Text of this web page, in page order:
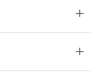
買取価格